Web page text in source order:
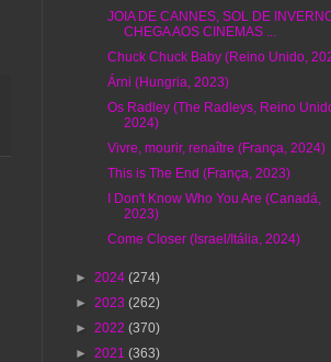
JOIA DE CANNES, SOL DE
CHEGA AOS CINEMAS ...
Chuck Chuck Baby (Reino Unido,
Árni (Hungria, 2023)
Os Radley (The Radleys, Reino
2024)
Vivre, mourir, renaître (França, 2024)
This is The End (França, 2023)
I Don't Know Who You Are (Canadá,
2023)
Come Closer (Israel/Itália, 2024)
► 2024 (274)
► 2023 (262)
► 2022 (370)
► 2021 (363)